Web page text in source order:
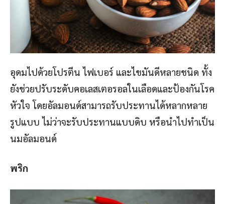
อุดมไปด้วยโปรตีน ไฟเบอร์ และไขมันดีหลายชนิด ทั้ง
ยังช่วยปรับระดับคอเลสเตอรอลในเลือดและป้องกันโรค
หัวใจ โดยอัลมอนด์สามารถรับประทานได้หลากหลาย
รูปแบบ ไม่ว่าจะรับประทานแบบดิบ หรือนำไปทำเป็น
นมอัลมอนด์
พริก